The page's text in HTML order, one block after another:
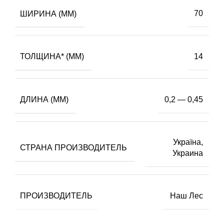
ШИРИНА (ММ) 70
ТОЛЩИНА* (ММ) 14
ДЛИНА (ММ) 0,2 — 0,45
СТРАНА ПРОИЗВОДИТЕЛЬ
Україна,
Украина
ПРОИЗВОДИТЕЛЬ Наш Лес